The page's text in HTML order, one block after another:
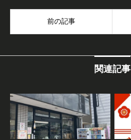
前の記事
関連記事